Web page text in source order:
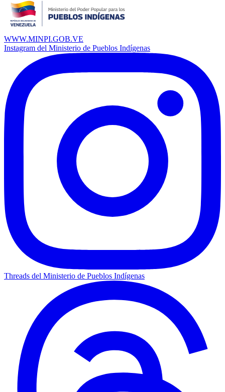
WWW.MINPI.GOB.VE
Instagram del Ministerio de Pueblos Indígenas
Threads del Ministerio de Pueblos Indígenas